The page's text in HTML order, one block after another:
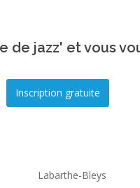
de jazz' et vous
Labarthe-Bleys